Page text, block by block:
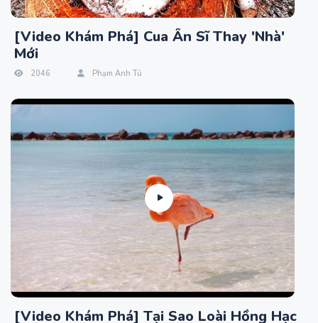
[Video Khám Phá] Cua Ẩn Sĩ Thay 'Nhà'
Mới
2046 Phạm Anh Tú
[Video Khám Phá] Tại Sao Loài Hồng Hạc